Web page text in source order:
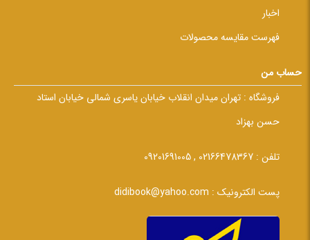
اخبار
فهرست مقایسه محصولات
حساب من
فروشگاه : تهران میدان انقلاب خیابان یاسری شمالی خیابان استاد
حسن بهزاد
تلفن : 02166478367 , 09201691005
پست الکترونیک : didibook@yahoo.com